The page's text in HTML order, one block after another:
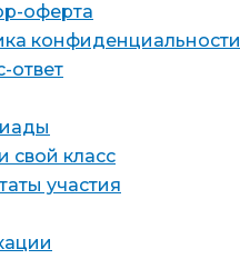
оферта
конфиденциальности
ответ
свой класс
участия